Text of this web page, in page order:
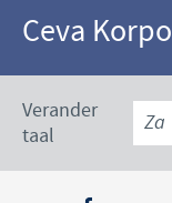
Ceva
Verander
taal
Za